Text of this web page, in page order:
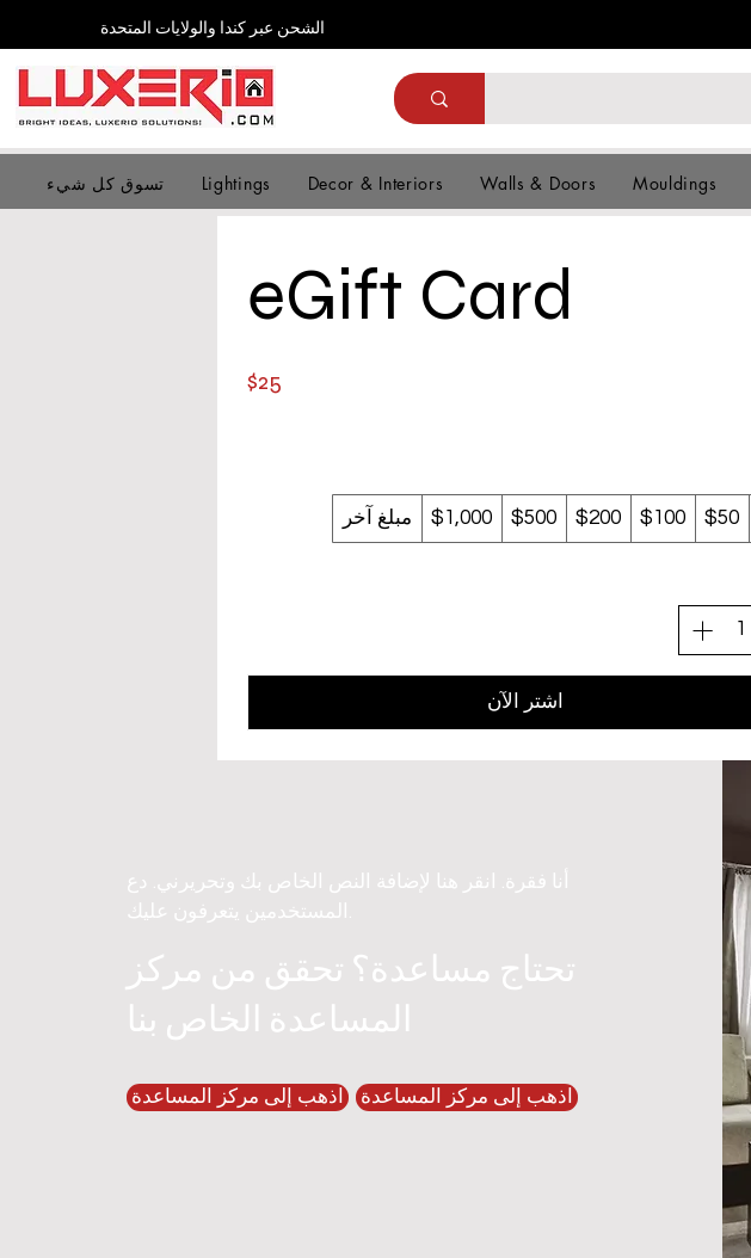
الشحن عبر كندا والولايات المتحدة
تسوق كل شيء Lightings Decor & Interiors Walls & Doors Mouldings
eGift Card
$25
$50
$100
$200
$500
$1,000 مبلغ آخر
اشتر الآن
أنا فقرة. انقر هنا لإضافة النص الخاص بك وتحريرني. دع
تحتاج مساعدة؟ تحقق من مركز
المساعدة الخاص بنا
اذهب إلى مركز المساعدة اذهب إلى مركز المساعدة